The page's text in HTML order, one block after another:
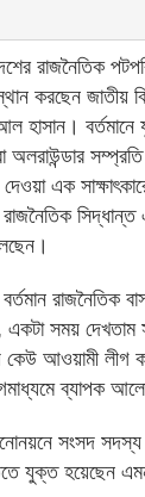
রাজনৈতিক
করছেন জাতীয়
হাসান। বর্তমানে
অলরাউন্ডার
এক
সিদ্ধান্ত
বর্তমান রাজনৈতিক
একটা সময়
আওয়ামী লীগ
ব্যাপক
সংসদ সদস্য
যুক্ত হয়েছেন